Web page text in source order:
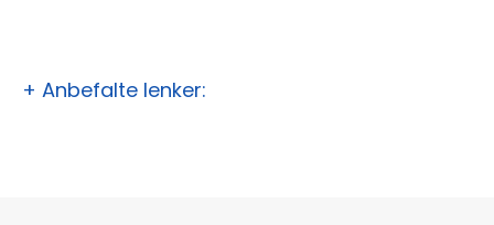
+ Anbefalte lenker: